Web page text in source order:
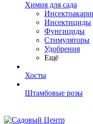
Химия для сада
Инсектициды
Фунгициды
Стимуляторы
Удобрения
Ещё
Хосты
Штамбовые розы